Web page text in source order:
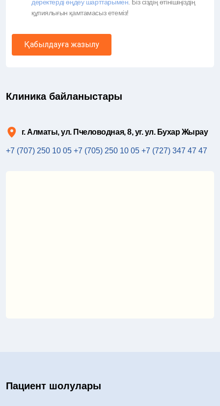
деректерді өңдеу шарттарымен. Біз сіздің өтінішіңіздің
құпиялығын қамтамасыз етеміз!
Қабылдауға жазылу
Клиника байланыстары
г. Алматы, ул. Пчеловодная, 8, уг. ул. Бухар Жырау
+7 (707) 250 10 05 +7 (705) 250 10 05 +7 (727) 347 47 47
Пациент шолулары